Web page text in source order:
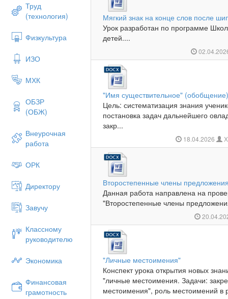
Труд
(технология)
Физкультура
ИЗО
МХК
ОБЗР
(ОБЖ)
Внеурочная
работа
ОРК
Директору
Завучу
Классному
руководителю
Экономика
Финансовая
грамотность
Мягкий знак на конце слов после
Урок разработан по программе
детей....
"Имя существительное"
Цель: систематизация знания
постановка задач дальнейшего
закр...
18.04.2026
Второстепенные члены
Данная работа направлена на
"Второстепенные члены
"Личные местоимения"
Конспект урока открытия новых
"личные местоимения. Задачи:
местоимения", роль местоимений в